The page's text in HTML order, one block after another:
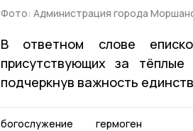
Фото: Администрация города
В ответном слове
присутствующих за
подчеркнув важность
богослужение гермоген